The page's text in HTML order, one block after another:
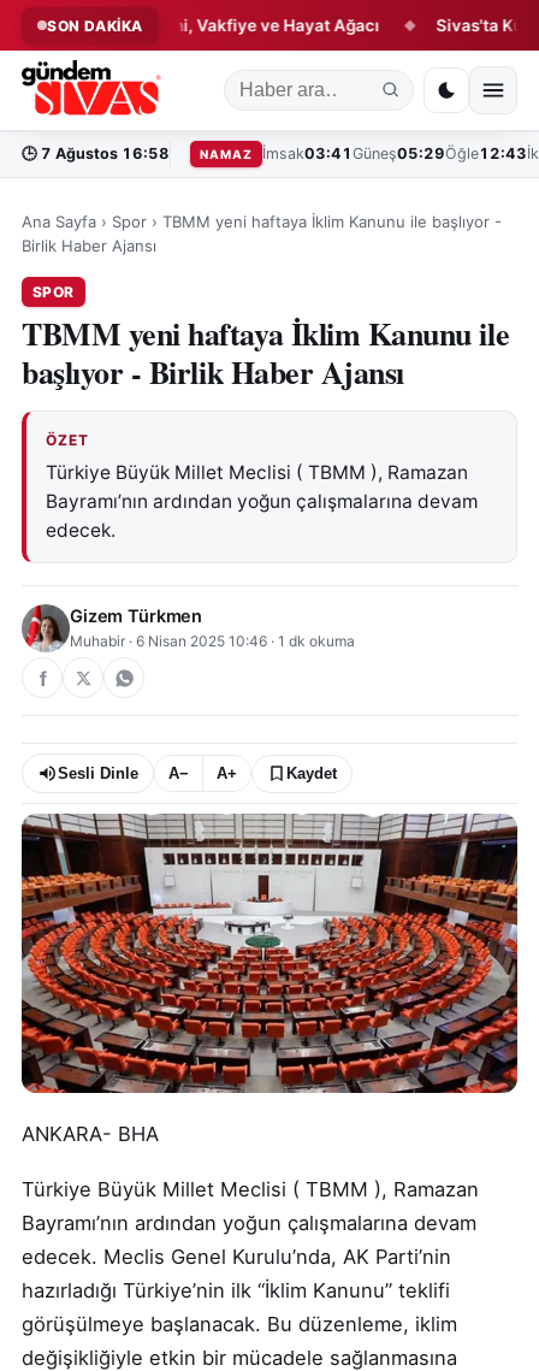
SON DAKİKA
Hikâyesi: Çini, Vakfiye ve Hayat Ağacı ◆ Sivas'ta Kültür ve
🕒 7 Ağustos 16:58 NAMAZ İmsak03:41 Güneş05:29Öğle12:43
Ana Sayfa › Spor › TBMM yeni haftaya İklim Kanunu ile başlıyor -
Birlik Haber Ajansı
SPOR
TBMM yeni haftaya İklim Kanunu ile
başlıyor - Birlik Haber Ajansı
ÖZET
Türkiye Büyük Millet Meclisi ( TBMM ), Ramazan
Bayramı’nın ardından yoğun çalışmalarına devam
edecek.
Gizem Türkmen
Muhabir · 6 Nisan 2025 10:46 · 1 dk okuma
Sesli Dinle A− A+ Kaydet
ANKARA- BHA
Türkiye Büyük Millet Meclisi ( TBMM ), Ramazan
Bayramı’nın ardından yoğun çalışmalarına devam
edecek. Meclis Genel Kurulu’nda, AK Parti’nin
hazırladığı Türkiye’nin ilk “İklim Kanunu” teklifi
görüşülmeye başlanacak. Bu düzenleme, iklim
değişikliğiyle etkin bir mücadele sağlanmasına